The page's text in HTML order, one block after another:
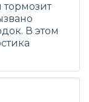
тормозит
В этом